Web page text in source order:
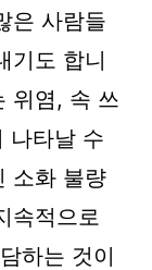
은 사람들
기도 합니
위염, 속 쓰
나타날 수
소화 불량
속적으로
하는 것이